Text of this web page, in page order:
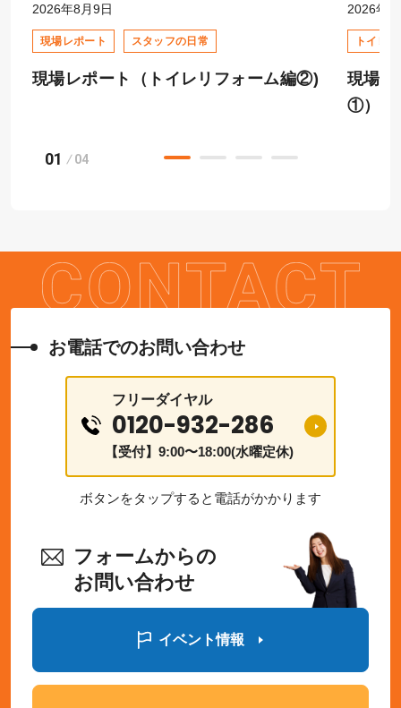
2026年8月9日
現場レポート スタッフの日常
現場レポート（トイレリフォーム編②)
2026年8
トイレ
現場レ
①）
01 04
お電話でのお問い合わせ
フリーダイヤル
0120-932-286
【受付】9:00〜18:00(水曜定休)
ボタンをタップすると電話がかかります
フォームからの
お問い合わせ
イベント情報